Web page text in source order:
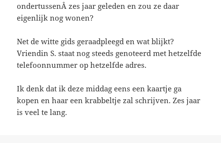
ondertussenÂ zes jaar geleden en zou ze daar
eigenlijk nog wonen?
Net de witte gids geraadpleegd en wat blijkt?
Vriendin S. staat nog steeds genoteerd met hetzelfde
telefoonnummer op hetzelfde adres.
Ik denk dat ik deze middag eens een kaartje ga
kopen en haar een krabbeltje zal schrijven. Zes jaar
is veel te lang.